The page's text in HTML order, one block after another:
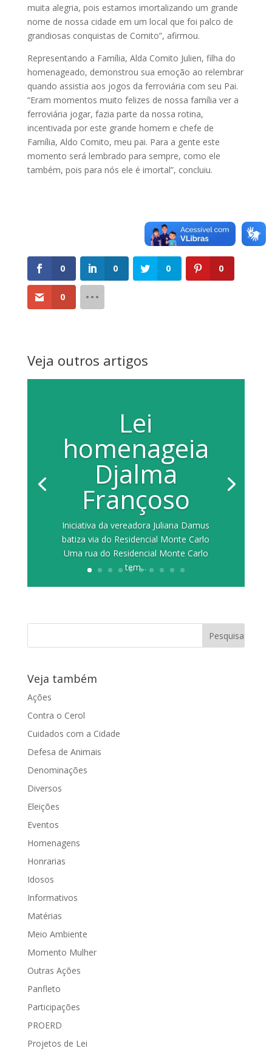
muita alegria, pois estamos imortalizando um grande
nome de nossa cidade em um local que foi palco de
grandiosas conquistas de Comito”, afirmou.
Representando a Família, Alda Comito Julien, filha do
homenageado, demonstrou sua emoção ao relembrar
quando assistia aos jogos da ferroviária com seu Pai.
“Eram momentos muito felizes de nossa família ver a
ferroviária jogar, fazia parte da nossa rotina,
incentivada por este grande homem e chefe de
Família, Aldo Comito, meu pai. Para a gente este
momento será lembrado para sempre, como ele
também, pois para nós ele é imortal”, concluiu.
0 0 0 0
0
Veja outros artigos
Lei
homenageia
Djalma
Françoso
Iniciativa da vereadora Juliana Damus
batiza via do Residencial Monte Carlo
Uma rua do Residencial Monte Carlo
tem...
Veja também
Ações
Contra o Cerol
Cuidados com a Cidade
Defesa de Animais
Denominações
Diversos
Eleições
Eventos
Homenagens
Honrarias
Idosos
Informativos
Matérias
Meio Ambiente
Momento Mulher
Outras Ações
Panfleto
Participações
PROERD
Projetos de Lei